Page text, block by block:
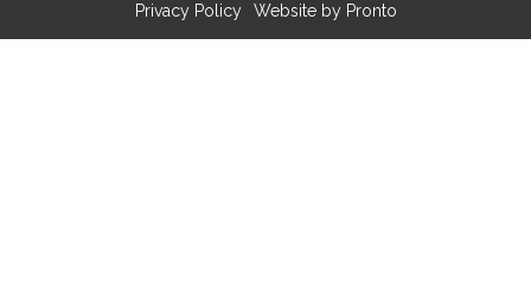
Privacy Policy
Website by Pronto